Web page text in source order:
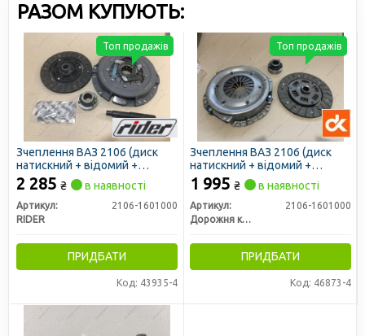
РАЗОМ КУПУЮТЬ:
Зчеплення ВАЗ 2106 (диск
натискний + відомий +
підшипник) з павуком (RIDER)
2 285 ₴ в наявності
Артикул:
2106-1601000
RIDER
ПРИДБАТИ
Код: 43935-4
Топ продажів
Зчеплення ВАЗ 2106 (диск
натискний + відомий +
підипник) (ДК)
1 995 ₴ в наявності
Артикул:
2106-1601000
Дорожня карта
ПРИДБАТИ
Код: 46873-4
Топ продажів